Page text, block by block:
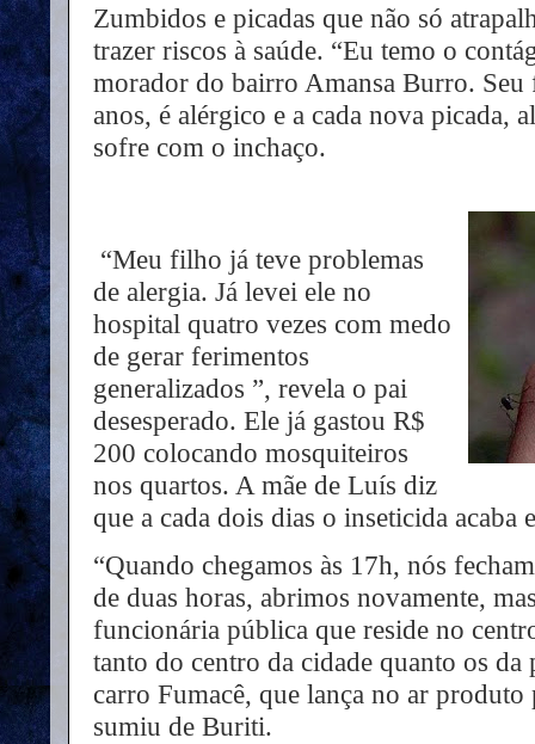
Zumbidos e picadas que não só
trazer riscos à saúde. “Eu temo o
morador do bairro Amansa Burro.
anos, é alérgico e a cada nova picada,
sofre com o inchaço.
“Meu filho já teve problemas
de alergia. Já levei ele no
hospital quatro vezes com medo
de gerar ferimentos
generalizados ”, revela o pai
desesperado. Ele já gastou R$
200 colocando mosquiteiros
nos quartos. A mãe de Luís diz
que a cada dois dias o inseticida
“Quando chegamos às 17h, nós
de duas horas, abrimos novamente,
funcionária pública que reside no
tanto do centro da cidade quanto os
carro Fumacê, que lança no ar produto
sumiu de Buriti.